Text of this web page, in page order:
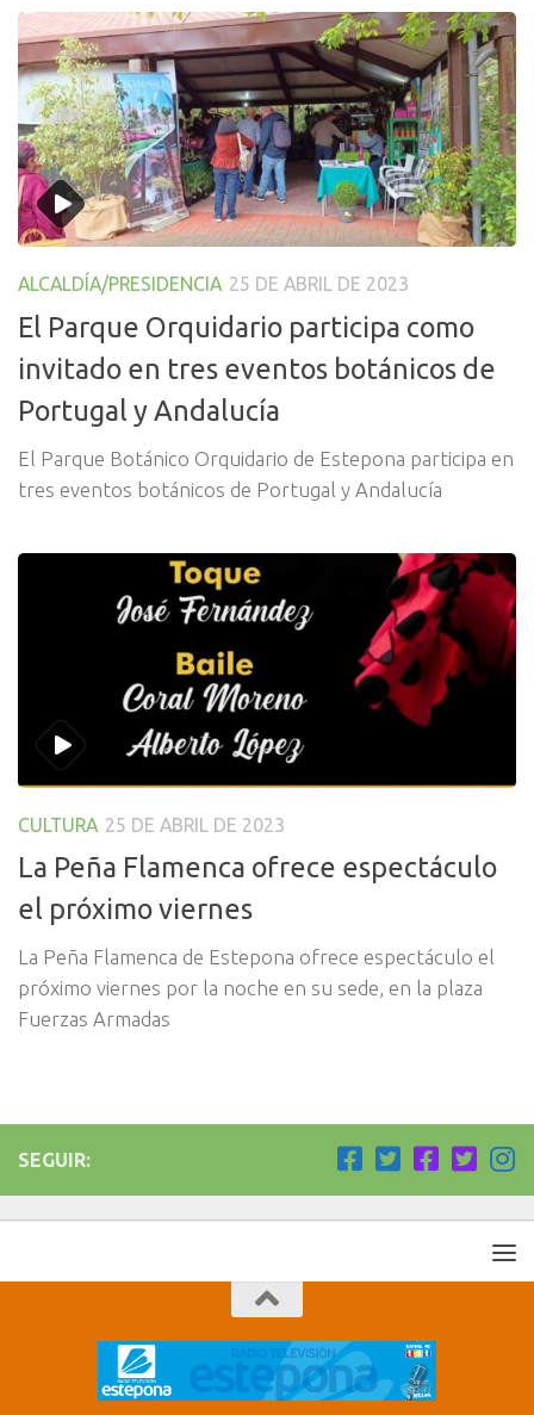
ALCALDÍA/PRESIDENCIA 25 DE ABRIL DE 2023
El Parque Orquidario participa como
invitado en tres eventos botánicos de
Portugal y Andalucía
El Parque Botánico Orquidario de Estepona participa en
tres eventos botánicos de Portugal y Andalucía
CULTURA 25 DE ABRIL DE 2023
La Peña Flamenca ofrece espectáculo
el próximo viernes
La Peña Flamenca de Estepona ofrece espectáculo el
próximo viernes por la noche en su sede, en la plaza
Fuerzas Armadas
SEGUIR: